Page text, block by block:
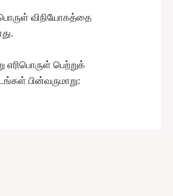
விநியோகத்தை
பெற்றுக்
பின்வருமாறு: